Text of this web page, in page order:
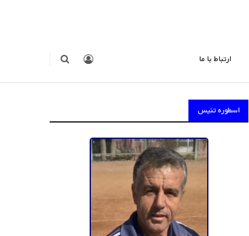
ارتباط با ما
اسطوره تنیس